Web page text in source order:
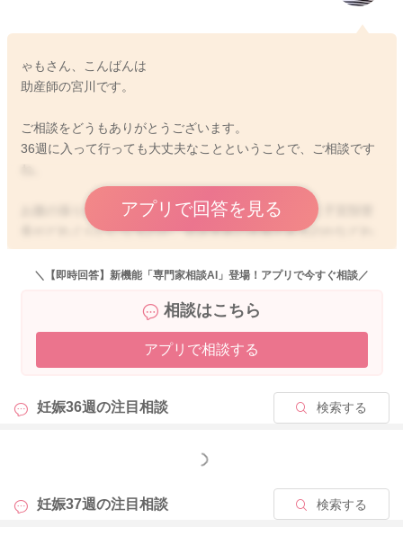
ゃもさん、こんばんは
助産師の宮川です。
ご相談をどうもありがとうございます。
36週に入って行っても大丈夫なことということで、ご相談です
お腹の張りがひどくなっているということで、実際に子宮頚管
長がどれぐらいになるのか、切迫早産の兆候があるのかなどわ
からないのですが、36週でお産になっては早産の扱いとなりま
す。
も36週後半になってからでも良いのではと思います。
急に歩く距離を伸ばすのも大変だと思いますので、36週後半に
を伸ばすようになさってみてください。
されてみてください。
そうしていただくことで、いい陣痛が起こりやすくもなり、安
アプリで回答を見る
＼【即時回答】新機能「専門家相談AI」登場！アプリで今すぐ相談／
相談はこちら
アプリで相談する
妊娠36週の注目相談 検索する
もっと見る
妊娠37週の注目相談 検索する